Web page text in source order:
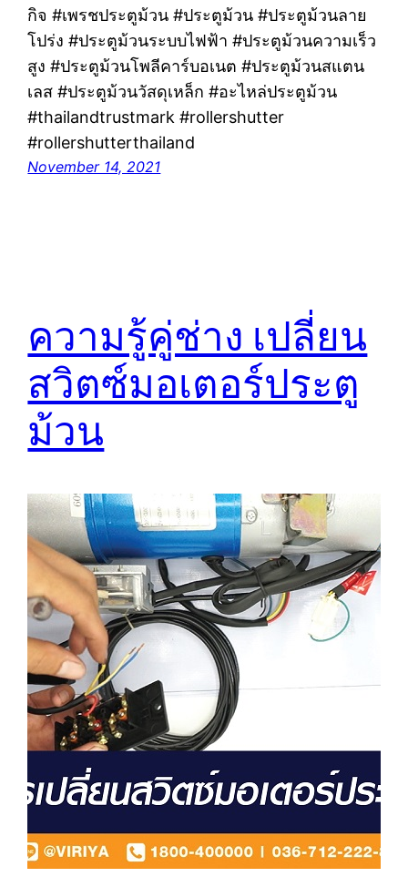
กิจ #เพรชประตูม้วน #ประตูม้วน #ประตูม้วนลาย
โปร่ง #ประตูม้วนระบบไฟฟ้า #ประตูม้วนความเร็ว
สูง #ประตูม้วนโพลีคาร์บอเนต #ประตูม้วนสแตน
เลส #ประตูม้วนวัสดุเหล็ก #อะไหล่ประตูม้วน
#thailandtrustmark #rollershutter
#rollershutterthailand
November 14, 2021
ความรู้คู่ช่าง เปลี่ยน
สวิตซ์มอเตอร์ประตู
ม้วน